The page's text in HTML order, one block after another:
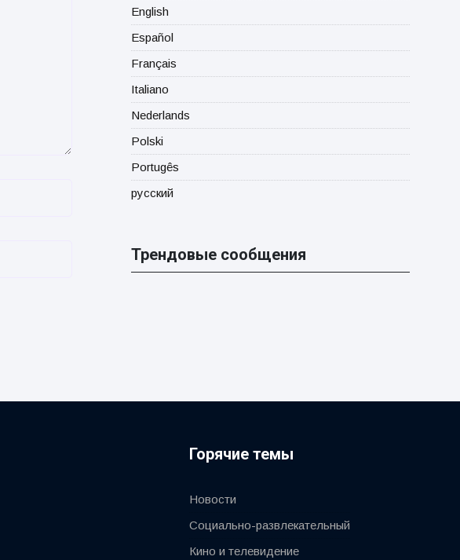
English
Español
Français
Italiano
Nederlands
Polski
Portugês
русский
Трендовые сообщения
Горячие темы
Новости
Социально-развлекательный
Кино и телевидение